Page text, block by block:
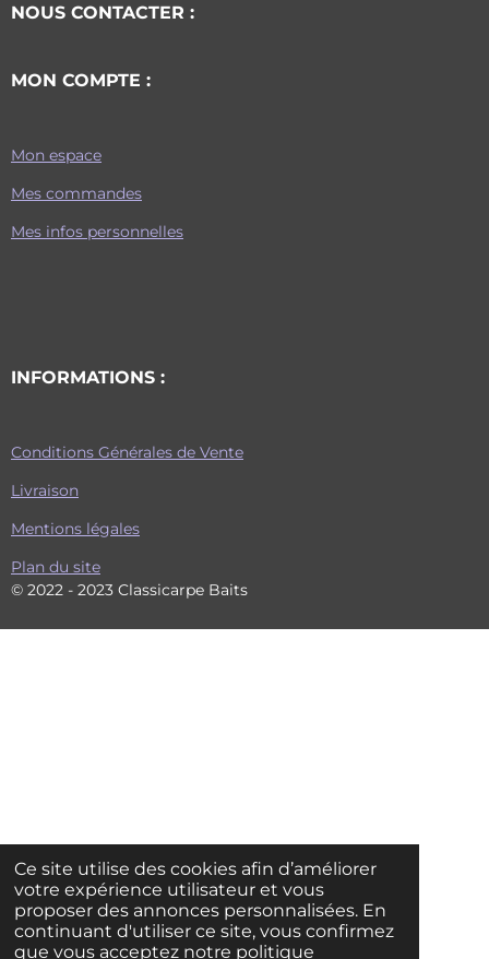
Ce site utilise des cookies afin d’améliorer
votre expérience utilisateur et vous
proposer des annonces personnalisées. En
continuant d'utiliser ce site, vous confirmez
que vous acceptez notre politique
NOUS CONTACTER :
MON COMPTE :
Mon espace
Mes commandes
Mes infos personnelles
INFORMATIONS :
Conditions Générales de Vente
Livraison
Mentions légales
Plan du site
© 2022 - 2023 Classicarpe Baits